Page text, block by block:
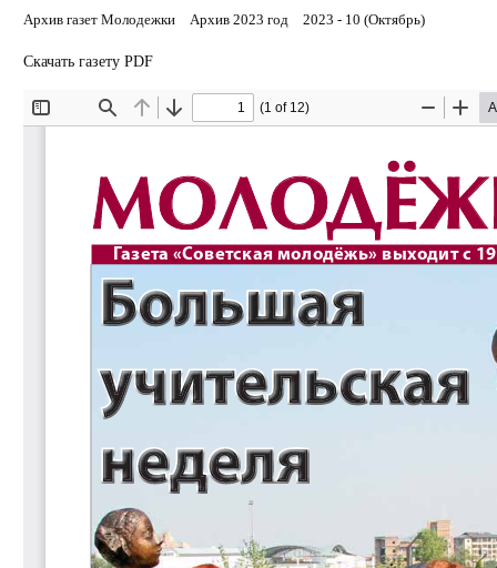
Архив газет Молодежки Архив 2023 год 2023 - 10 (Октябрь)
Скачать газету PDF